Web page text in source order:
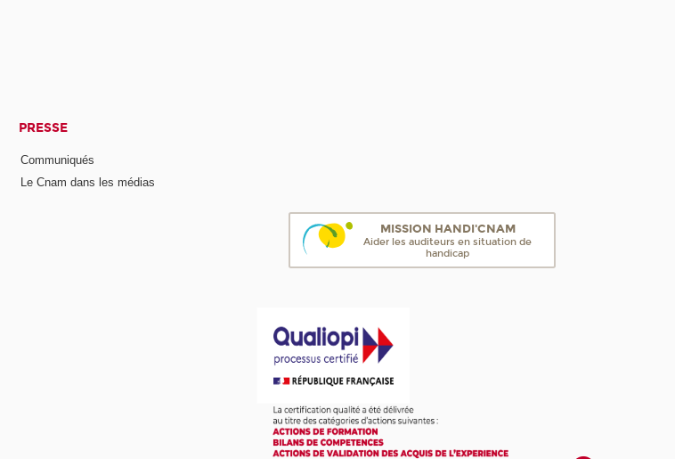
PRESSE
Communiqués
Le Cnam dans les médias
MISSION HANDI'CNAM
Aider les auditeurs en situation de
handicap